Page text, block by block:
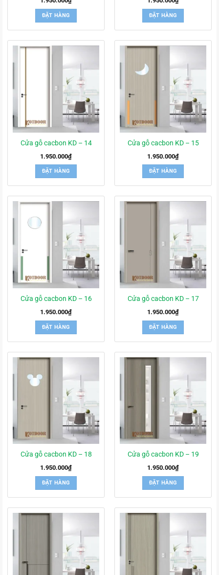
ĐẶT HÀNG ĐẶT HÀNG
Cửa gỗ cacbon KD – 14
1.950.000₫
ĐẶT HÀNG
Cửa gỗ cacbon KD – 15
1.950.000₫
ĐẶT HÀNG
Cửa gỗ cacbon KD – 16
1.950.000₫
ĐẶT HÀNG
Cửa gỗ cacbon KD – 17
1.950.000₫
ĐẶT HÀNG
Cửa gỗ cacbon KD – 18
1.950.000₫
ĐẶT HÀNG
Cửa gỗ cacbon KD – 19
1.950.000₫
ĐẶT HÀNG